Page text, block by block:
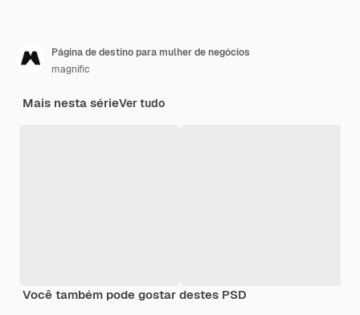
Página de destino para mulher de negócios
magnific
Mais nesta sérieVer tudo
Você também pode gostar destes PSD